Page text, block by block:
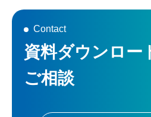
す。AC-Lightをご利
製作所にて製造・販
を指します。
Contact
資料ダウンロー
ご相談